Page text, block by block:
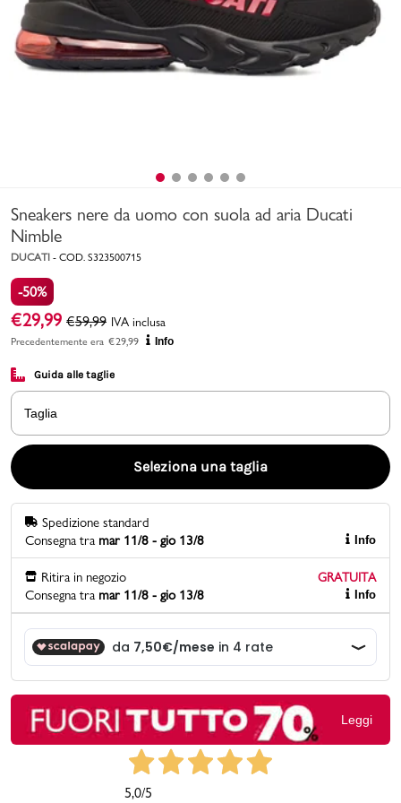
Uomo Bambino
Marchi
Promo & News
contatti
Gift card
Sneakers nere da uomo con suola ad aria Ducati
Nimble
DUCATI - COD. S323500715
-50%
€29,99 €59,99 IVA inclusa
Precedentemente era €29,99 Info
Guida alle taglie
Taglia
Seleziona una taglia
Spedizione standard
Consegna tra mar 11/8 - gio 13/8 Info
Ritira in negozio
GRATUITA
Consegna tra mar 11/8 - gio 13/8 Info
Leggi
5,0/5